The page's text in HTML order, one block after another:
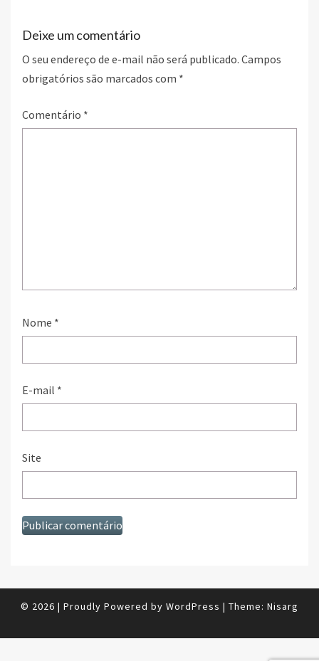
Deixe um comentário
O seu endereço de e-mail não será publicado. Campos
obrigatórios são marcados com *
Comentário *
Nome *
E-mail *
Site
© 2026 | Proudly Powered by WordPress | Theme: Nisarg